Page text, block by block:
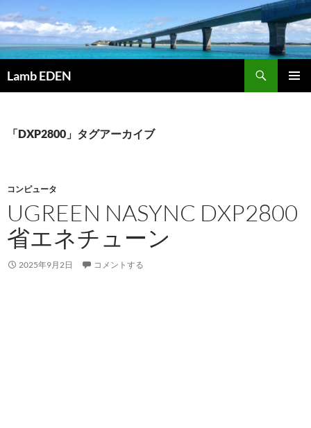
ン
テ
ン
ツ
へ
Lamb EDEN
索
「DXP2800」タグアーカイブ
コンピュータ
UGREEN NASYNC DXP2800
省エネチューン
2025年9月2日 コメントする